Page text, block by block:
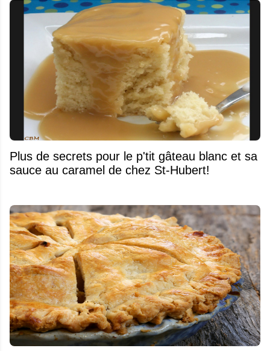
Plus de secrets pour le p'tit gâteau blanc et sa
sauce au caramel de chez St-Hubert!